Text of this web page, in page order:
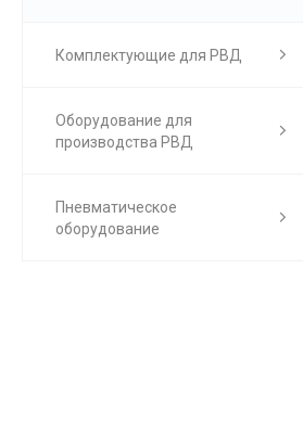
Комплектующие для РВД
Оборудование для
производства РВД
Пневматическое
оборудование